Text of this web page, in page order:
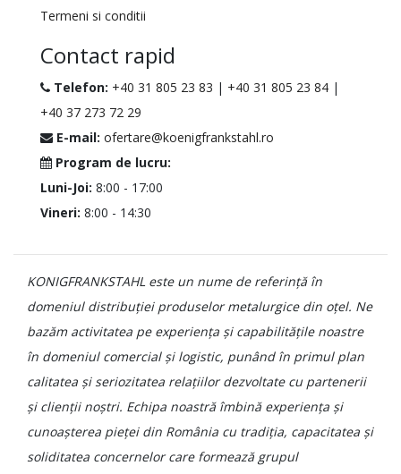
Termeni si conditii
Contact rapid
Telefon: +40 31 805 23 83 | +40 31 805 23 84 |
+40 37 273 72 29
E-mail: ofertare@koenigfrankstahl.ro
Program de lucru:
Luni-Joi: 8:00 - 17:00
Vineri: 8:00 - 14:30
KONIGFRANKSTAHL este un nume de referință în
domeniul distribuției produselor metalurgice din oțel. Ne
bazăm activitatea pe experiența și capabilitățile noastre
în domeniul comercial și logistic, punând în primul plan
calitatea și seriozitatea relațiilor dezvoltate cu partenerii
și clienții noștri. Echipa noastră îmbină experiența și
cunoașterea pieței din România cu tradiția, capacitatea și
soliditatea concernelor care formează grupul